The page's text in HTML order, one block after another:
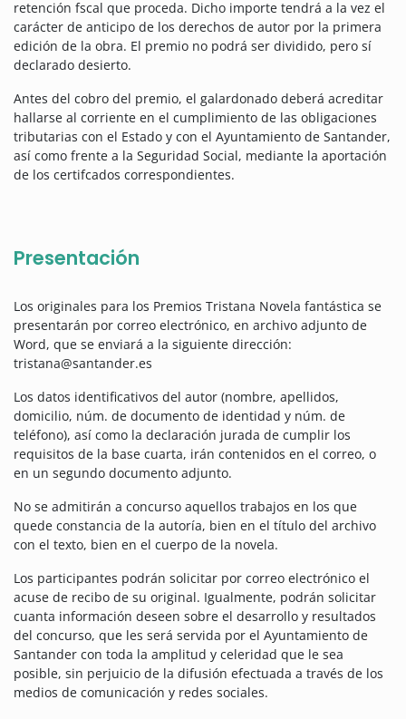
retención fscal que proceda. Dicho importe tendrá a la vez el
carácter de anticipo de los derechos de autor por la primera
edición de la obra. El premio no podrá ser dividido, pero sí
declarado desierto.
Antes del cobro del premio, el galardonado deberá acreditar
hallarse al corriente en el cumplimiento de las obligaciones
tributarias con el Estado y con el Ayuntamiento de Santander,
así como frente a la Seguridad Social, mediante la aportación
de los certifcados correspondientes.
Presentación
Los originales para los Premios Tristana Novela fantástica se
presentarán por correo electrónico, en archivo adjunto de
Word, que se enviará a la siguiente dirección:
tristana@santander.es
Los datos identificativos del autor (nombre, apellidos,
domicilio, núm. de documento de identidad y núm. de
teléfono), así como la declaración jurada de cumplir los
requisitos de la base cuarta, irán contenidos en el correo, o
en un segundo documento adjunto.
No se admitirán a concurso aquellos trabajos en los que
quede constancia de la autoría, bien en el título del archivo
con el texto, bien en el cuerpo de la novela.
Los participantes podrán solicitar por correo electrónico el
acuse de recibo de su original. Igualmente, podrán solicitar
cuanta información deseen sobre el desarrollo y resultados
del concurso, que les será servida por el Ayuntamiento de
Santander con toda la amplitud y celeridad que le sea
posible, sin perjuicio de la difusión efectuada a través de los
medios de comunicación y redes sociales.